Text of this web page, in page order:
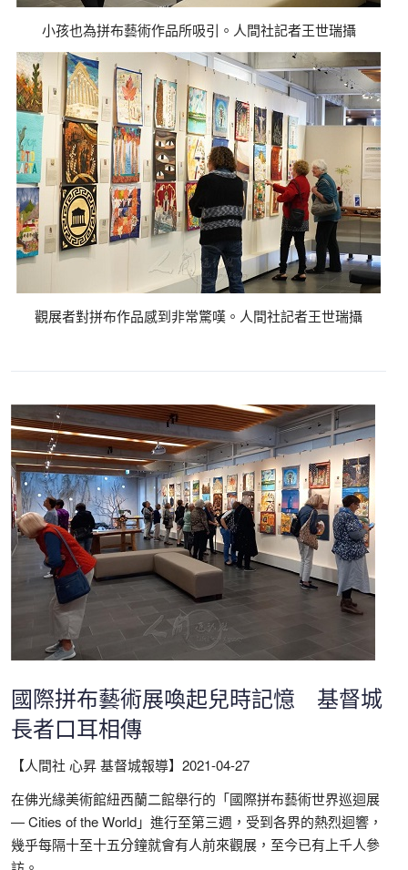
小孩也為拼布藝術作品所吸引。人間社記者王世瑞攝
觀展者對拼布作品感到非常驚嘆。人間社記者王世瑞攝
國際拼布藝術展喚起兒時記憶 基督城
長者口耳相傳
【人間社 心昇 基督城報導】 2021-04-27
在佛光緣美術館紐西蘭二館舉行的「國際拼布藝術世界巡迴展
— Cities of the World」進行至第三週，受到各界的熱烈迴響，
幾乎每隔十至十五分鐘就會有人前來觀展，至今已有上千人參